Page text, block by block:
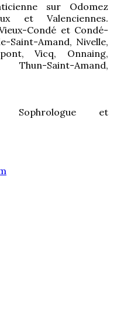
sur Odomez
et Valenciennes.
Condé et Condé-
Saint-Amand, Nivelle,
Vicq, Onnaing,
Thun-Saint-Amand,
Sophrologue et